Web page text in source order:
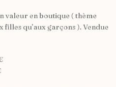
valeur en boutique ( thème
qu’aux garçons ). Vendue